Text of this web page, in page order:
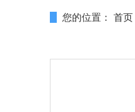
您的位置： 首页